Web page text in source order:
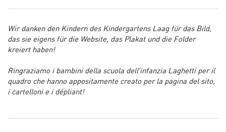
Wir danken den Kindern des Kindergartens Laag für das Bild,
das sie eigens für die Website, das Plakat und die Folder
kreiert haben!
Ringraziamo i bambini della scuola dell’infanzia Laghetti per il
quadro che hanno appositamente creato per la pagina del sito,
i cartelloni e i dépliant!